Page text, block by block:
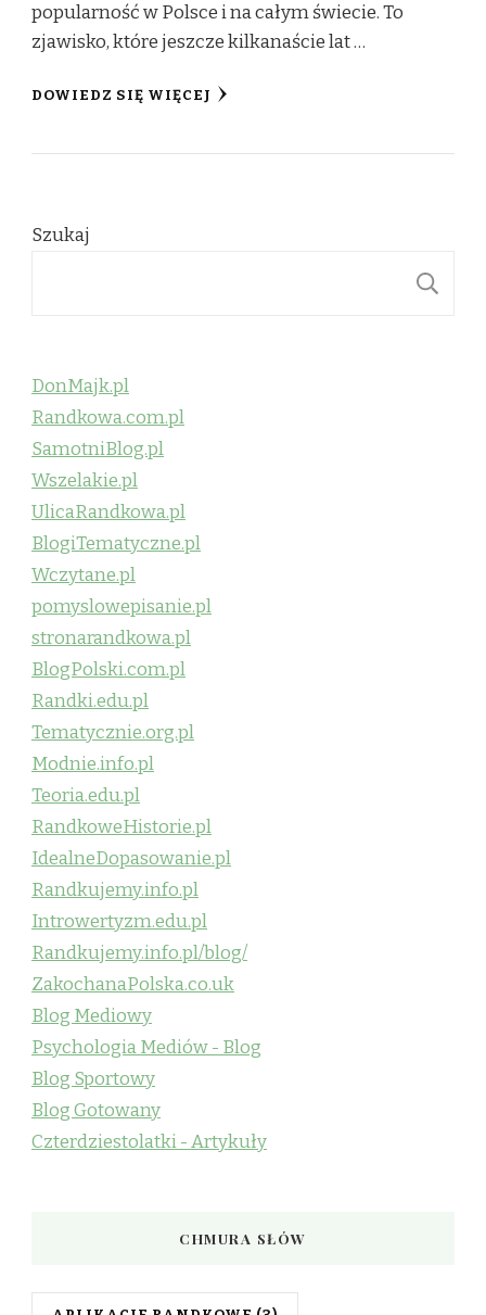
popularność w Polsce i na całym świecie. To
zjawisko, które jeszcze kilkanaście lat …
DOWIEDZ SIĘ WIĘCEJ
Szukaj
DonMajk.pl
Randkowa.com.pl
SamotniBlog.pl
Wszelakie.pl
UlicaRandkowa.pl
BlogiTematyczne.pl
Wczytane.pl
pomyslowepisanie.pl
stronarandkowa.pl
BlogPolski.com.pl
Randki.edu.pl
Tematycznie.org.pl
Modnie.info.pl
Teoria.edu.pl
RandkoweHistorie.pl
IdealneDopasowanie.pl
Randkujemy.info.pl
Introwertyzm.edu.pl
Randkujemy.info.pl/blog/
ZakochanaPolska.co.uk
Blog Mediowy
Psychologia Mediów - Blog
Blog Sportowy
Blog Gotowany
Czterdziestolatki - Artykuły
CHMURA SŁÓW